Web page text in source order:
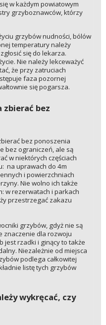
w każdym powiatowym
grzyboznawców, którzy
grzybów nudności, bólów
temperatury należy
się do lekarza.
Nie należy lekceważyć
że przy zatruciach
faza pozornej
się pogarsza.
zbierać bez
bez ponoszenia
bez ograniczeń, ale są
w niektórych częściach
na uprawach do 4m
i powierzchniach
Nie wolno ich także
w rezerwatach i parkach
przestrzegać zakazu
grzybów, gdyż nie są
znaczenie dla rozwoju
jest rzadki i ginący to także
Niezależnie od miejsca
podlega całkowitej
listę tych grzybów
wykręcać, czy